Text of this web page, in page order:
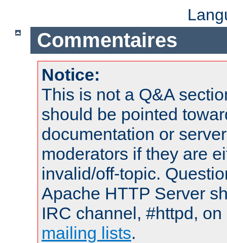
Commentaires
Notice:
This is not a Q&A
should be pointed
documentation or
moderators if they are
invalid/off-topic.
Apache HTTP Server
IRC channel, #httpd,
mailing lists.